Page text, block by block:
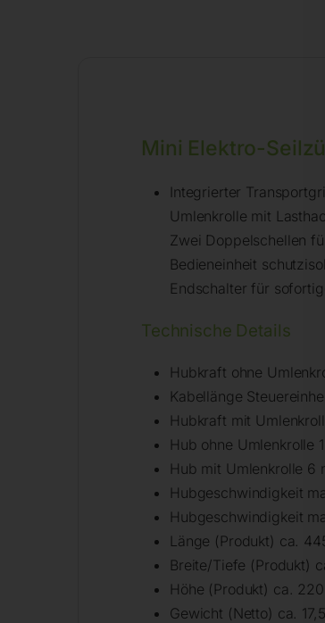
Mini Elektro-
Integrierter
Umlenkrolle mit
Zwei Doppelschellen
Bedieneinheit
Endschalter für
Technische Details
Hubkraft ohne
Kabellänge
Hubkraft mit
Hub ohne Umlenkrolle
Hub mit Umlenkrolle 6
Hubgeschwindigkeit
Hubgeschwindigkeit
Länge (Produkt) ca.
Breite/Tiefe (Produkt)
Höhe (Produkt) ca. 220
Gewicht (Netto) ca.